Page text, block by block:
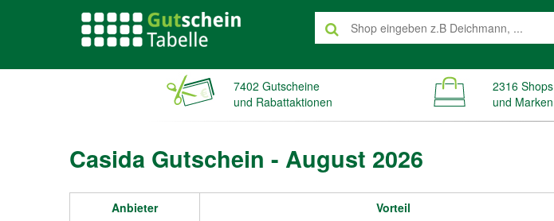
7402 Gutscheine
und Rabattaktionen
2316 Shops
und Marken
Casida Gutschein - August 2026
Anbieter Vorteil